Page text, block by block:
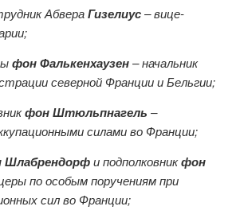
АбвераГизелиус– вице-
фон Фалькенхаузен– начальник
северной Франции и Бельгии;
фон Штюльпнагель –
силами во Франции;
Шлабрендорфи подполковникфон
по особым поручениям при
сил во Франции;